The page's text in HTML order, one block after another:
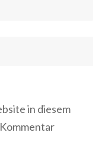
in diesem